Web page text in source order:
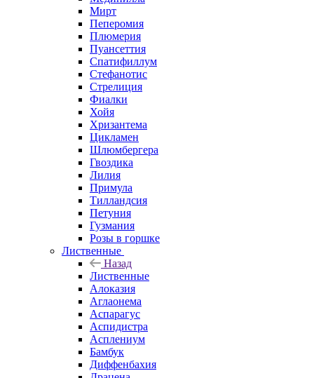
Мирт
Пеперомия
Плюмерия
Пуансеттия
Спатифиллум
Стефанотис
Стрелиция
Фиалки
Хойя
Хризантема
Цикламен
Шлюмбергера
Гвоздика
Лилия
Примула
Тилландсия
Петуния
Гузмания
Розы в горшке
Лиственные
Назад
Лиственные
Алоказия
Аглаонема
Аспарагус
Аспидистра
Асплениум
Бамбук
Диффенбахия